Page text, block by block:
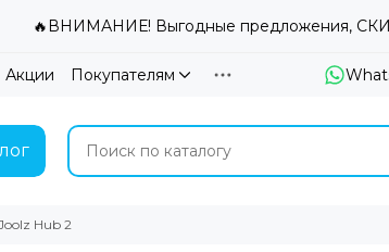
🔥ВНИМАНИЕ! Выгодные предложения,
Акции Покупателям
Hub 2